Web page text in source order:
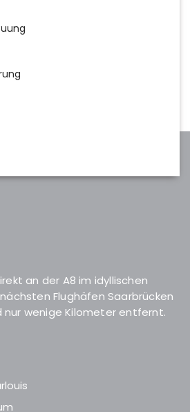
an der A8 im idyllischen
Flughäfen Saarbrücken
nur wenige Kilometer entfernt.